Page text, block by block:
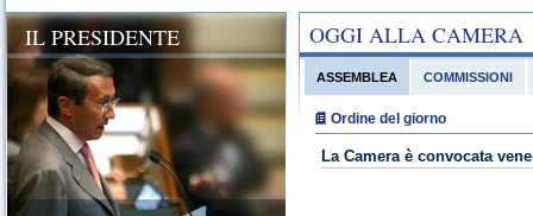
OGGI ALLA CAMERA
ASSEMBLEA
Ordine del giorno
La Camera è convocata
COMMISSIONI
IL PRESIDENTE